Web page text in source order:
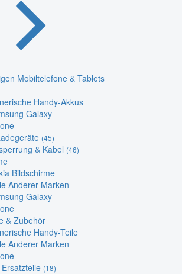
Mobiltelefone & Tablets
Handy-Akkus
Galaxy
(45)
& Kabel (46)
Bildschirme
Anderer Marken
Galaxy
& Zubehör
Handy-Teile
Anderer Marken
(18)